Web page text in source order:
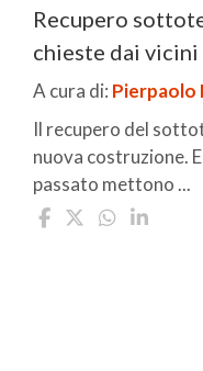
Recupero
chieste dai vicini
A cura di: Pierpaolo
Il recupero del
nuova costruzione.
passato mettono ...